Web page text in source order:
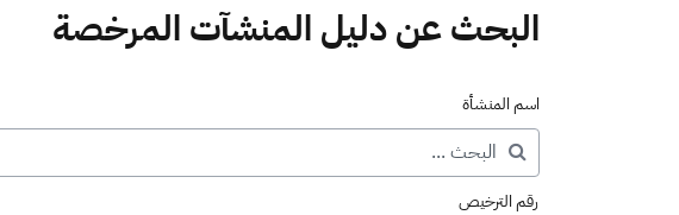
البحث عن دليل المنشآت المرخصة
اسم المنشأة
رقم الترخيص